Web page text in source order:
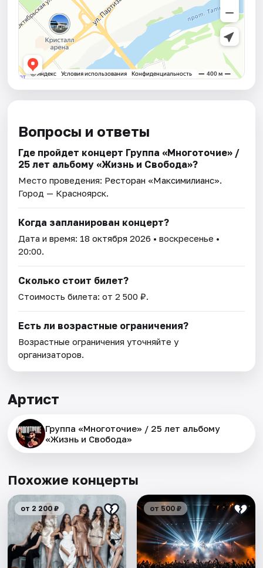
Вопросы и ответы
Где пройдет концерт Группа «Многоточие» /
25 лет альбому «Жизнь и Свобода»?
Место проведения: Ресторан «Максимилианс».
Город — Красноярск.
Когда запланирован концерт?
Дата и время: 18 октября 2026 • воскресенье •
20:00.
Сколько стоит билет?
Стоимость билета: от 2 500 ₽.
Есть ли возрастные ограничения?
Возрастные ограничения уточняйте у
организаторов.
Артист
Группа «Многоточие» / 25 лет альбому
«Жизнь и Свобода»
Похожие концерты
от 2 200 ₽ от 500 ₽